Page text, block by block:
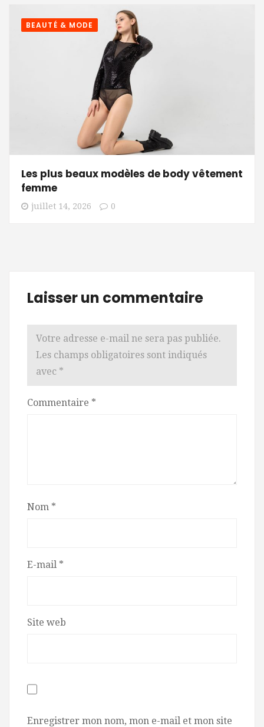
BEAUTÉ & MODE
Les plus beaux modèles de body vêtement
femme
juillet 14, 2026 0
Laisser un commentaire
Votre adresse e-mail ne sera pas publiée.
Les champs obligatoires sont indiqués
avec *
Commentaire *
Nom *
E-mail *
Site web
Enregistrer mon nom, mon e-mail et mon site